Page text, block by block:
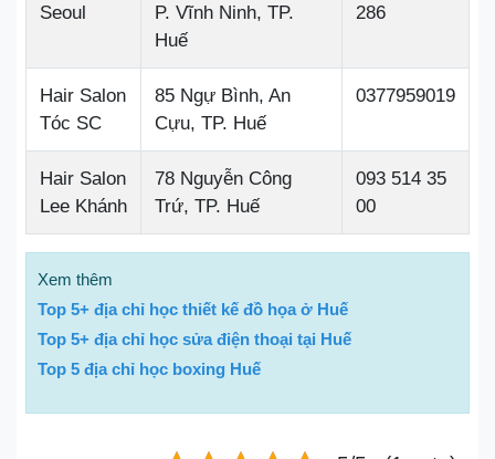
Seoul
P. Vĩnh Ninh, TP.
Huế
286
Hair Salon
Tóc SC
85 Ngự Bình, An
Cựu, TP. Huế
0377959019
Hair Salon
Lee Khánh
78 Nguyễn Công
Trứ, TP. Huế
093 514 35
00
Xem thêm
Top 5+ địa chỉ học thiết kế đồ họa ở Huế
Top 5+ địa chỉ học sửa điện thoại tại Huế
Top 5 địa chỉ học boxing Huế